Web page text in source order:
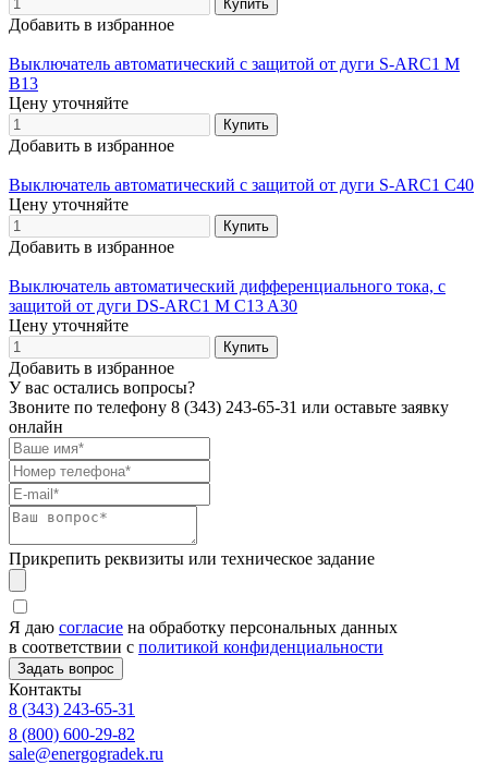
Добавить в избранное
Выключатель автоматический с защитой от дуги S-ARC1 M
B13
Цену уточняйте
Добавить в избранное
Выключатель автоматический с защитой от дуги S-ARC1 C40
Цену уточняйте
Добавить в избранное
Выключатель автоматический дифференциального тока, с
защитой от дуги DS-ARC1 M C13 A30
Цену уточняйте
Добавить в избранное
У вас остались вопросы?
Звоните по телефону 8 (343) 243-65-31 или оставьте заявку
онлайн
Прикрепить реквизиты или техническое задание
Я даю согласие на обработку персональных данных
в соответствии с политикой конфиденциальности
Контакты
8 (343) 243-65-31
8 (800) 600-29-82
sale@energogradek.ru